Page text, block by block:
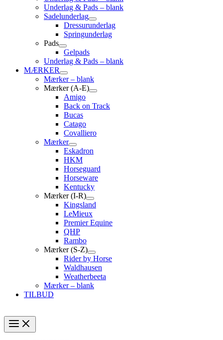
Underlag & Pads – blank
Sadelunderlag
Dressurunderlag
Springunderlag
Pads
Gelpads
Underlag & Pads – blank
MÆRKER
Mærker – blank
Mærker (A-E)
Amigo
Back on Track
Bucas
Catago
Covalliero
Mærker
Eskadron
HKM
Horseguard
Horseware
Kentucky
Mærker (I-R)
Kingsland
LeMieux
Premier Equine
QHP
Rambo
Mærker (S-Z)
Rider by Horse
Waldhausen
Weatherbeeta
Mærker – blank
TILBUD